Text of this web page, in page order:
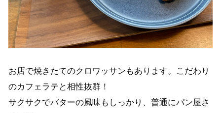
お店で焼きたてのクロワッサンもあります。こだわり
のカフェラテと相性抜群！
サクサクでバターの風味もしっかり、普通にパン屋さ